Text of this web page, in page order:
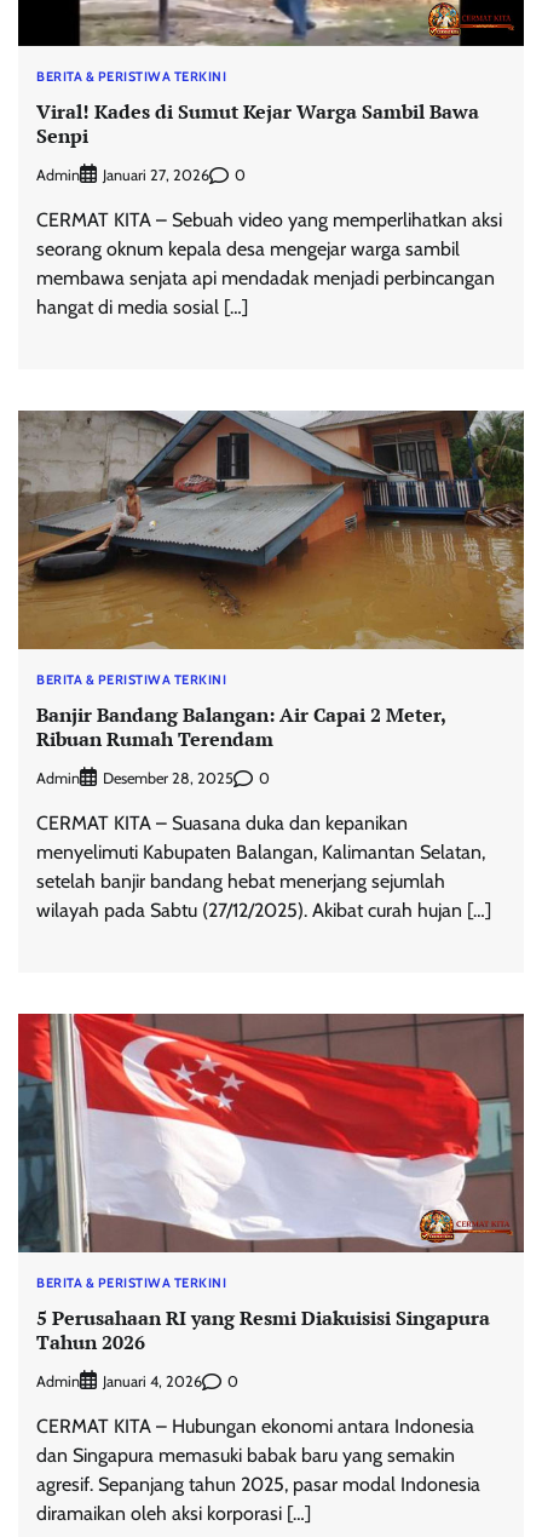
BERITA & PERISTIWA TERKINI
Viral! Kades di Sumut Kejar Warga Sambil Bawa
Senpi
Admin Januari 27, 2026 0
CERMAT KITA – Sebuah video yang memperlihatkan aksi
seorang oknum kepala desa mengejar warga sambil
membawa senjata api mendadak menjadi perbincangan
hangat di media sosial […]
BERITA & PERISTIWA TERKINI
Banjir Bandang Balangan: Air Capai 2 Meter,
Ribuan Rumah Terendam
Admin Desember 28, 2025 0
CERMAT KITA – Suasana duka dan kepanikan
menyelimuti Kabupaten Balangan, Kalimantan Selatan,
setelah banjir bandang hebat menerjang sejumlah
wilayah pada Sabtu (27/12/2025). Akibat curah hujan […]
BERITA & PERISTIWA TERKINI
5 Perusahaan RI yang Resmi Diakuisisi Singapura
Tahun 2026
Admin Januari 4, 2026 0
CERMAT KITA – Hubungan ekonomi antara Indonesia
dan Singapura memasuki babak baru yang semakin
agresif. Sepanjang tahun 2025, pasar modal Indonesia
diramaikan oleh aksi korporasi […]